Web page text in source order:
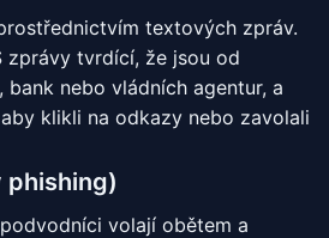
textových zpráv.
zprávy tvrdící, že jsou od
nebo vládních agentur, a
klikli na odkazy nebo zavolali
phishing)
volají obětem a